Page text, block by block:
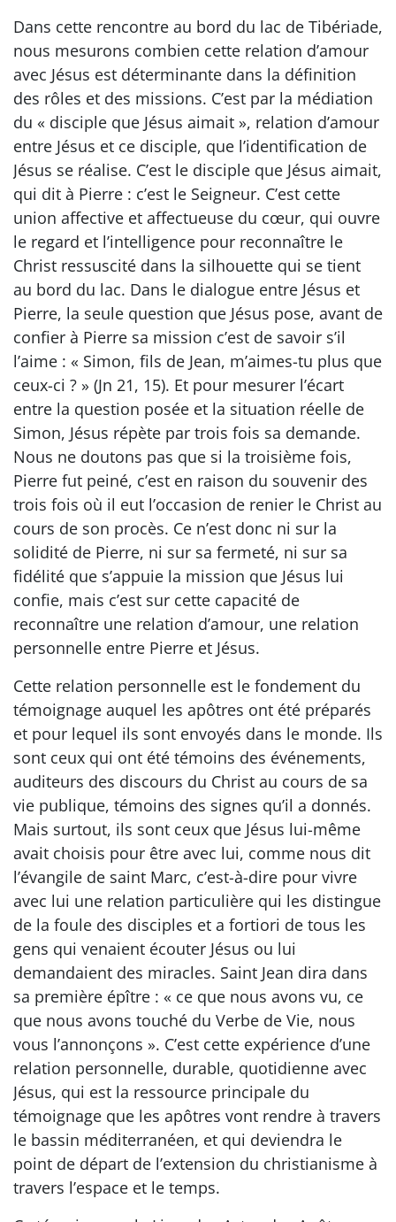
Dans cette rencontre au bord du lac de Tibériade,
nous mesurons combien cette relation d’amour
avec Jésus est déterminante dans la définition
des rôles et des missions. C’est par la médiation
du « disciple que Jésus aimait », relation d’amour
entre Jésus et ce disciple, que l’identification de
Jésus se réalise. C’est le disciple que Jésus aimait,
qui dit à Pierre : c’est le Seigneur. C’est cette
union affective et affectueuse du cœur, qui ouvre
le regard et l’intelligence pour reconnaître le
Christ ressuscité dans la silhouette qui se tient
au bord du lac. Dans le dialogue entre Jésus et
Pierre, la seule question que Jésus pose, avant de
confier à Pierre sa mission c’est de savoir s’il
l’aime : « Simon, fils de Jean, m’aimes-tu plus que
ceux-ci ? » (Jn 21, 15). Et pour mesurer l’écart
entre la question posée et la situation réelle de
Simon, Jésus répète par trois fois sa demande.
Nous ne doutons pas que si la troisième fois,
Pierre fut peiné, c’est en raison du souvenir des
trois fois où il eut l’occasion de renier le Christ au
cours de son procès. Ce n’est donc ni sur la
solidité de Pierre, ni sur sa fermeté, ni sur sa
fidélité que s’appuie la mission que Jésus lui
confie, mais c’est sur cette capacité de
reconnaître une relation d’amour, une relation
personnelle entre Pierre et Jésus.
Cette relation personnelle est le fondement du
témoignage auquel les apôtres ont été préparés
et pour lequel ils sont envoyés dans le monde. Ils
sont ceux qui ont été témoins des événements,
auditeurs des discours du Christ au cours de sa
vie publique, témoins des signes qu’il a donnés.
Mais surtout, ils sont ceux que Jésus lui-même
avait choisis pour être avec lui, comme nous dit
l’évangile de saint Marc, c’est-à-dire pour vivre
avec lui une relation particulière qui les distingue
de la foule des disciples et a fortiori de tous les
gens qui venaient écouter Jésus ou lui
demandaient des miracles. Saint Jean dira dans
sa première épître : « ce que nous avons vu, ce
que nous avons touché du Verbe de Vie, nous
vous l’annonçons ». C’est cette expérience d’une
relation personnelle, durable, quotidienne avec
Jésus, qui est la ressource principale du
témoignage que les apôtres vont rendre à travers
le bassin méditerranéen, et qui deviendra le
point de départ de l’extension du christianisme à
travers l’espace et le temps.